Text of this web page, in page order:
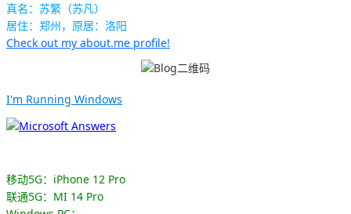
真名：苏繁（苏凡）
居住：郑州，原居：洛阳
Check out my about.me profile!
I'm Running Windows
移动5G：iPhone 12 Pro
联通5G：MI 14 Pro